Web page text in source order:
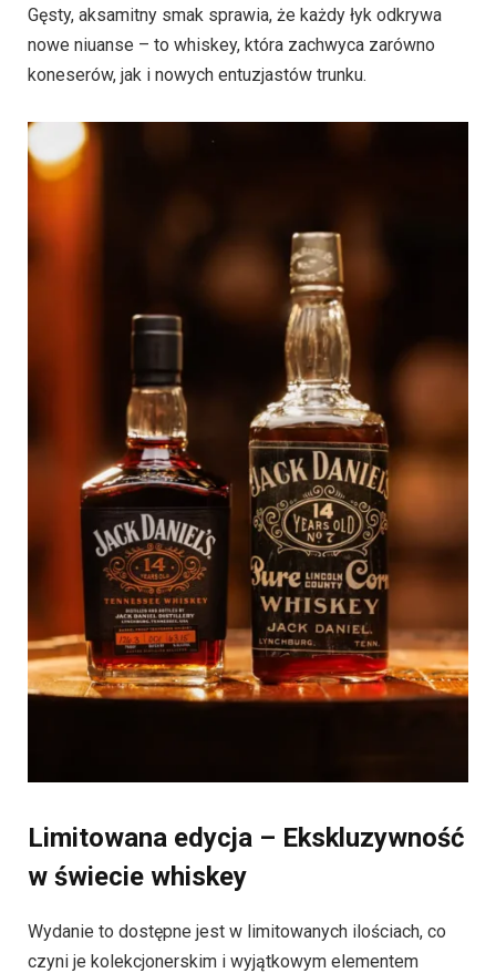
Gęsty, aksamitny smak sprawia, że każdy łyk odkrywa
nowe niuanse – to whiskey, która zachwyca zarówno
koneserów, jak i nowych entuzjastów trunku.
Limitowana edycja – Ekskluzywność
w świecie whiskey
Wydanie to dostępne jest w limitowanych ilościach, co
czyni je kolekcjonerskim i wyjątkowym elementem